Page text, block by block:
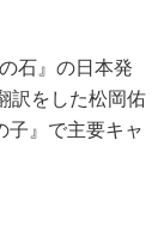
石』の日本発
訳をした松岡佑
子』で主要キャ